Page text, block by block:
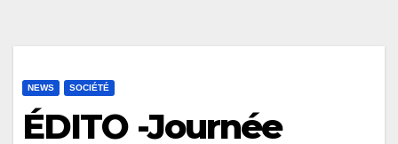
NEWS SOCIÉTÉ
ÉDITO -Journée